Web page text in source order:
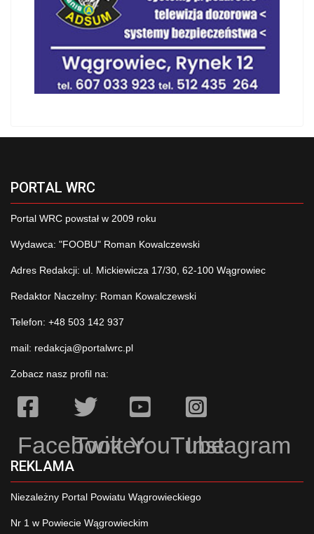
PORTAL WRC
Portal WRC powstał w 2009 roku
Wydawca: "FOOBU" Roman Kowalczewski
Adres Redakcji: ul. Mickiewicza 17/30, 62-100 Wągrowiec
Redaktor Naczelny: Roman Kowalczewski
Telefon: +48 503 142 937
mail: redakcja@portalwrc.pl
Zobacz nasz profil na:
Facebook
TwitterYouTubeInstagram
REKLAMA
Niezależny Portal Powiatu Wągrowieckiego
Nr 1 w Powiecie Wągrowieckim